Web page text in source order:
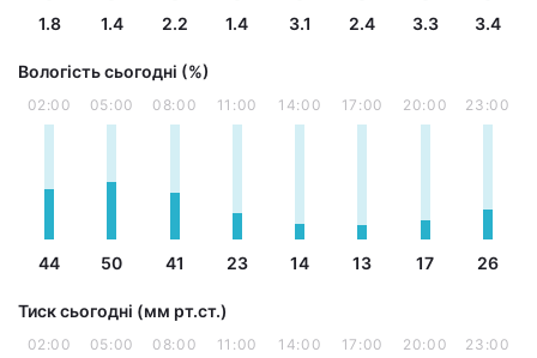
1.8 1.4 2.2 1.4 3.1 2.4 3.3 3.4
Вологість сьогодні (%)
02:00
44
05:00
50
08:00
41
11:00
23
14:00
14
17:00
13
20:00
17
23:00
26
Тиск сьогодні (мм рт.ст.)
02:00 05:00 08:00 11:00 14:00 17:00 20:00 23:00